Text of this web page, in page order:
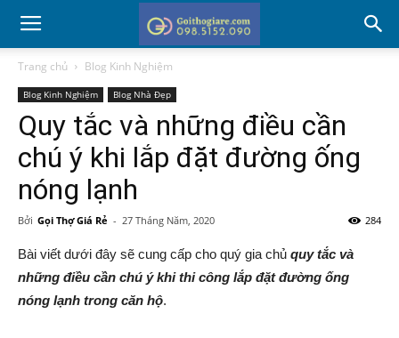
Trang chủ Blog Kinh Nghiệm
Blog Kinh Nghiệm Blog Nhà Đẹp
Quy tắc và những điều cần
chú ý khi lắp đặt đường ống
nóng lạnh
Bởi Gọi Thợ Giá Rẻ - 27 Tháng Năm, 2020 284
Bài viết dưới đây sẽ cung cấp cho quý gia chủ quy tắc và
những điều cần chú ý khi thi công lắp đặt đường ống
nóng lạnh trong căn hộ.